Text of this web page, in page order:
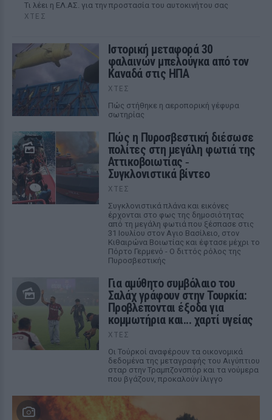
Tι λέει η ΕΛ.ΑΣ. για την προστασία του αυτοκινήτου σας
ΧΤΕΣ
Ιστορική μεταφορά 30
φαλαινών μπελούγκα από τον
Καναδά στις ΗΠΑ
ΧΤΕΣ
Πώς στήθηκε η αεροπορική γέφυρα
σωτηρίας
Πώς η Πυροσβεστική διέσωσε
πολίτες στη μεγάλη φωτιά της
Αττικοβοιωτίας ‑
Συγκλονιστικά βίντεο
ΧΤΕΣ
Συγκλονιστικά πλάνα και εικόνες
έρχονται στο φως της δημοσιότητας
από τη μεγάλη φωτιά που ξέσπασε στις
31 Ιουλίου στον Αγιο Βασίλειο, στον
Κιθαιρώνα Βοιωτίας και έφτασε μέχρι το
Πόρτο Γερμενό - Ο διττός ρόλος της
Πυροσβεστικής
Για αμύθητο συμβόλαιο του
Σαλάχ γράφουν στην Τουρκία:
Προβλέπονται έξοδα για
κομμωτήρια και... χαρτί υγείας
ΧΤΕΣ
Οι Τούρκοί αναφέρουν τα οικονομικά
δεδομένα της μεταγραφής του Αιγύπτιου
σταρ στην Τραμπζονσπόρ και τα νούμερα
που βγάζουν, προκαλούν ίλιγγο